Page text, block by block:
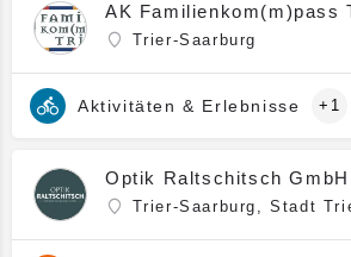
AK Familienkom(m)pass
Trier-Saarburg
Aktivitäten & Erlebnisse +1
Optik Raltschitsch GmbH
Trier-Saarburg, Stadt